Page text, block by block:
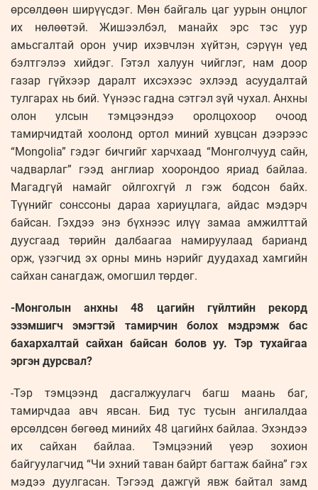
өрсөлдөөн ширүүсдэг. Мөн байгаль цаг уурын онцлог
их нөлөөтэй. Жишээлбэл, манайх эрс тэс уур
амьсгалтай орон учир ихэвчлэн хүйтэн, сэрүүн үед
бэлтгэлээ хийдэг. Гэтэл халуун чийглэг, нам доор
газар гүйхээр даралт ихсэхээс эхлээд асуудалтай
тулгарах нь бий. Үүнээс гадна сэтгэл зүй чухал. Анхны
олон улсын тэмцээндээ оролцохоор очоод
тамирчидтай хоолонд ортол миний хувцсан дээрээс
“Mongolia” гэдэг бичгийг харчхаад “Монголчууд сайн,
чадварлаг” гээд англиар хоорондоо яриад байлаа.
Магадгүй намайг ойлгохгүй л гэж бодсон байх.
Түүнийг сонссоны дараа хариуцлага, айдас мэдэрч
байсан. Гэхдээ энэ бүхнээс илүү замаа амжилттай
дуусгаад төрийн далбаагаа намируулаад барианд
орж, үзэгчид эх орны минь нэрийг дуудахад хамгийн
сайхан санагдаж, омогшил төрдөг.
-Монголын анхны 48 цагийн гүйлтийн рекорд
эзэмшигч эмэгтэй тамирчин болох мэдрэмж бас
бахархалтай сайхан байсан болов уу. Тэр тухайгаа
эргэн дурсвал?
-Тэр тэмцээнд дасгалжуулагч багш маань баг,
тамирчдаа авч явсан. Бид тус тусын ангилалдаа
өрсөлдсөн бөгөөд минийх 48 цагийнх байлаа. Эхэндээ
их сайхан байлаа. Тэмцээний үеэр зохион
байгуулагчид “Чи эхний таван байрт багтаж байна” гэх
мэдээ дуулгасан. Тэгээд дажгүй явж байтал замд